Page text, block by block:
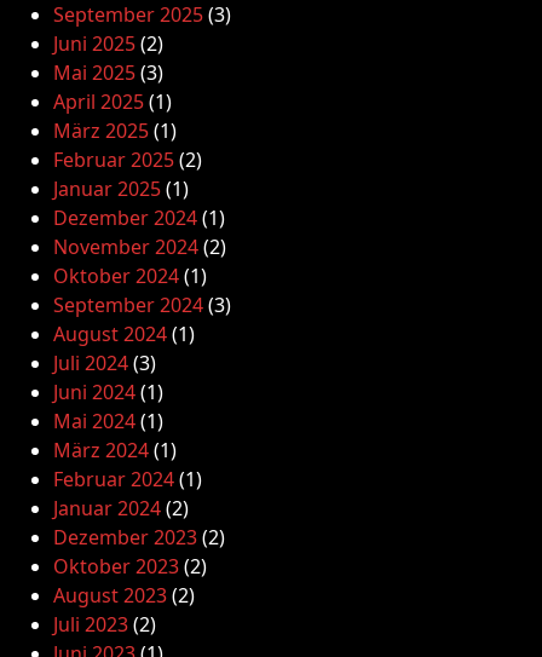
September 2025(3)
Juni 2025(2)
Mai 2025(3)
April 2025(1)
März 2025(1)
Februar 2025(2)
Januar 2025(1)
Dezember 2024(1)
November 2024(2)
Oktober 2024(1)
September 2024(3)
August 2024(1)
Juli 2024(3)
Juni 2024(1)
Mai 2024(1)
März 2024(1)
Februar 2024(1)
Januar 2024(2)
Dezember 2023(2)
Oktober 2023(2)
August 2023(2)
Juli 2023(2)